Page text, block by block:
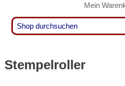
Mein
Stempelroller